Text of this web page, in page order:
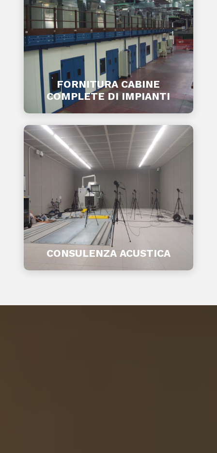
FORNITURA CABINE
COMPLETE DI IMPIANTI
CONSULENZA ACUSTICA